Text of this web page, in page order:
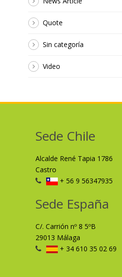
Quote
Sin categoría
Video
Sede Chile
Alcalde René Tapia 1786
Castro
+ 56 9 56347935
Sede España
C/. Carrión nº 8 5ºB
29013 Málaga
+ 34 610 35 02 69